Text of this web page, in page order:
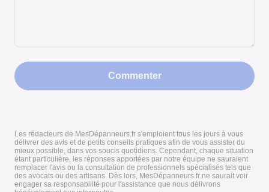
Commenter
Les rédacteurs de MesDépanneurs.fr s'emploient tous les jours à vous
délivrer des avis et de petits conseils pratiques afin de vous assister du
mieux possible, dans vos soucis quotidiens. Cependant, chaque situation
étant particulière, les réponses apportées par notre équipe ne sauraient
remplacer l'avis ou la consultation de professionnels spécialisés tels que
des avocats ou des artisans. Dès lors, MesDépanneurs.fr ne saurait voir
engager sa responsabilité pour l'assistance que nous délivrons